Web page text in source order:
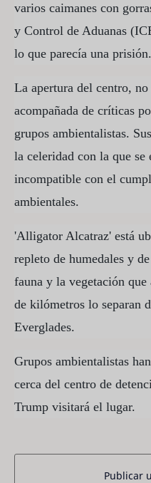
varios caimanes con
y Control de Aduanas
lo que parecía una prisión.
La apertura del centro,
acompañada de críticas
grupos ambientalistas.
la celeridad con la que
incompatible con el
ambientales.
'Alligator Alcatraz' está
repleto de humedales y
fauna y la vegetación que
de kilómetros lo separan
Everglades.
Grupos ambientalistas
cerca del centro de
Trump visitará el lugar.
Publicar